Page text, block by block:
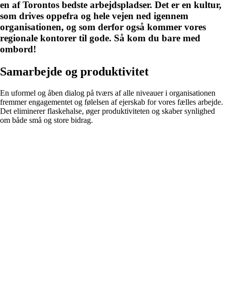
en af Torontos bedste arbejdspladser. Det er en kultur,
som drives oppefra og hele vejen ned igennem
organisationen, og som derfor også kommer vores
regionale kontorer til gode. Så kom du bare med
ombord!
Samarbejde og produktivitet
En uformel og åben dialog på tværs af alle niveauer i organisationen
fremmer engagementet og følelsen af ejerskab for vores fælles arbejde.
Det eliminerer flaskehalse, øger produktiviteten og skaber synlighed
om både små og store bidrag.